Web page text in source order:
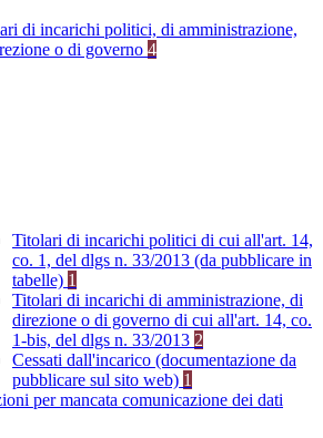
di incarichi politici, di amministrazione,
o di governo 4
Titolari di incarichi politici di cui all'art. 14,
co. 1, del dlgs n. 33/2013 (da pubblicare in
tabelle) 1
Titolari di incarichi di amministrazione, di
direzione o di governo di cui all'art. 14, co.
1-bis, del dlgs n. 33/2013 2
Cessati dall'incarico (documentazione da
pubblicare sul sito web) 1
per mancata comunicazione dei dati